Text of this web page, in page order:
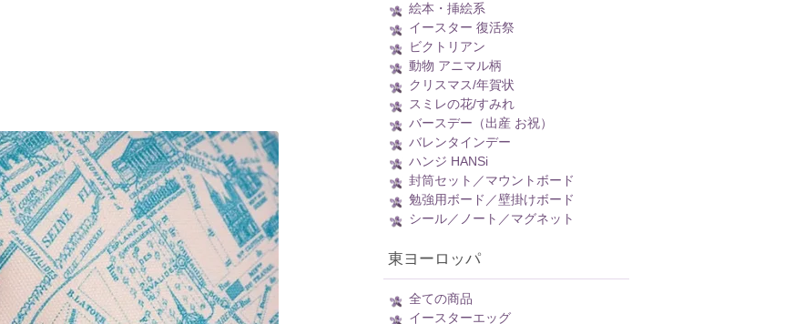
絵本・挿絵系
イースター 復活祭
ビクトリアン
動物 アニマル柄
クリスマス/年賀状
スミレの花/すみれ
バースデー（出産 お祝）
バレンタインデー
ハンジ HANSi
封筒セット／マウントボード
勉強用ボード／壁掛けボード
シール／ノート／マグネット
東ヨーロッパ
全ての商品
イースターエッグ